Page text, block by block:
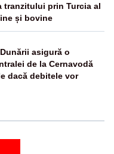
tranzitului prin Turcia al
și bovine
asigură o
de la Cernavodă
dacă debitele vor